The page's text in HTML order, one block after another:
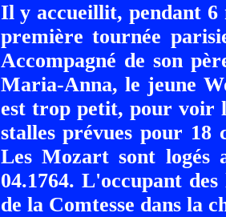
Il y accueillit, pendant
première tournée
Accompagné de son
Maria-Anna, le jeune
est trop petit, pour voir
stalles prévues pour 18
Les Mozart sont logés
04.1764. L'occupant
de la Comtesse dans la